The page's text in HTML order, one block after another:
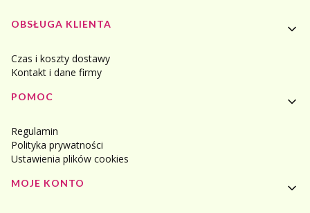
Linki w stopce
OBSŁUGA KLIENTA
Czas i koszty dostawy
Kontakt i dane firmy
POMOC
Regulamin
Polityka prywatności
Ustawienia plików cookies
MOJE KONTO